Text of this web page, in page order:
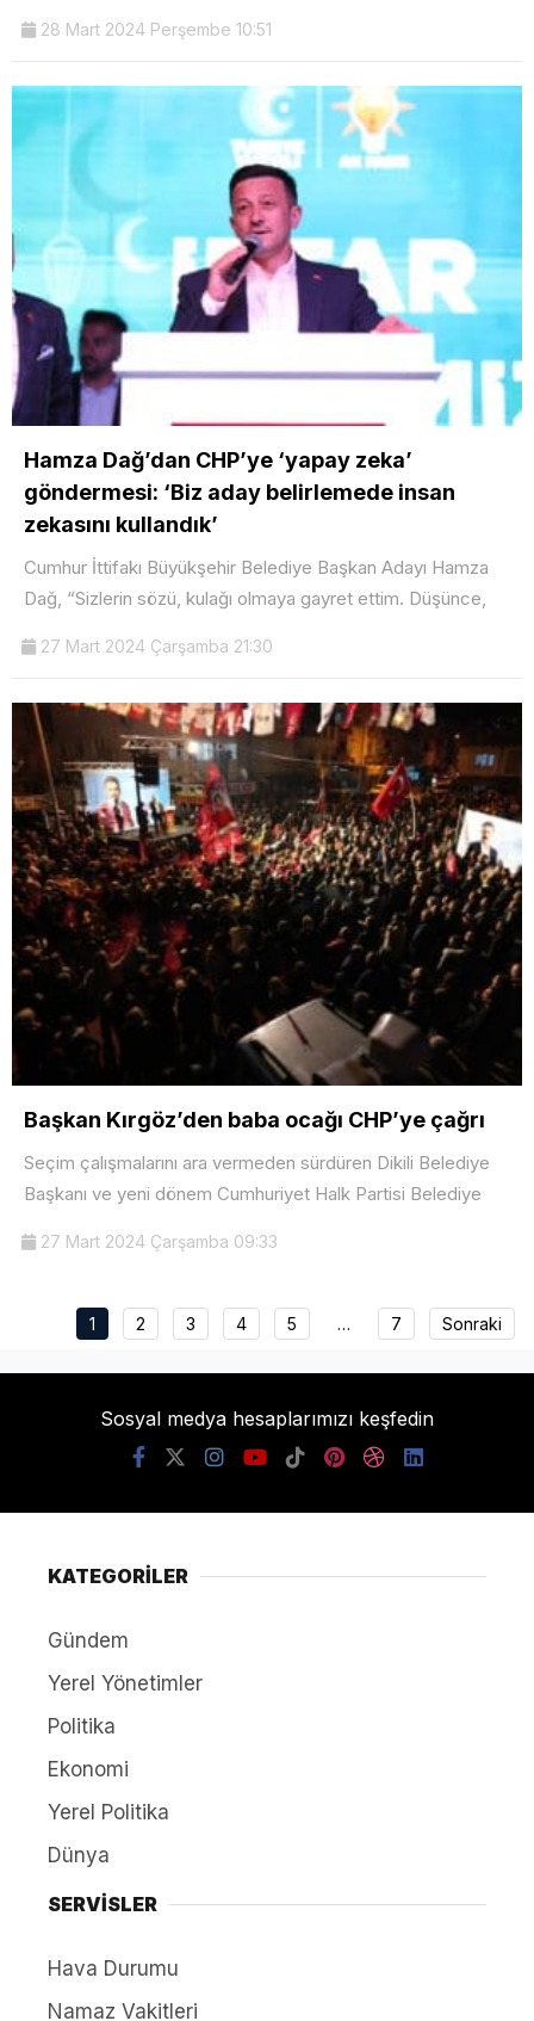
28 Mart 2024 Perşembe 10:51
Hamza Dağ’dan CHP’ye ‘yapay zeka’
göndermesi: ‘Biz aday belirlemede insan
zekasını kullandık’
Cumhur İttifakı Büyükşehir Belediye Başkan Adayı Hamza
Dağ, “Sizlerin sözü, kulağı olmaya gayret ettim. Düşünce,
27 Mart 2024 Çarşamba 21:30
Başkan Kırgöz’den baba ocağı CHP’ye çağrı
Seçim çalışmalarını ara vermeden sürdüren Dikili Belediye
Başkanı ve yeni dönem Cumhuriyet Halk Partisi Belediye
27 Mart 2024 Çarşamba 09:33
1 2 3 4 5 … 7 Sonraki
Sosyal medya hesaplarımızı keşfedin
KATEGORİLER
Gündem
Yerel Yönetimler
Politika
Ekonomi
Yerel Politika
Dünya
SERVİSLER
Hava Durumu
Namaz Vakitleri